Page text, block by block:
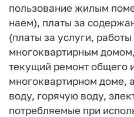
пользование жилым
наем), платы за
(платы за услуги,
многоквартирным
текущий ремонт общего
многоквартирном доме,
воду, горячую воду,
потребляемые при